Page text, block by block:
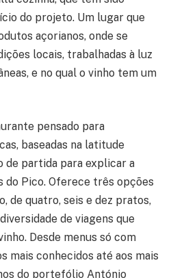
do projeto. Um lugar que
açorianos, onde se
locais, trabalhadas à luz
e no qual o vinho tem um
pensado para
baseadas na latitude
de partida para explicar a
do Pico. Oferece três opções
de quatro, seis e dez pratos,
de viagens que
Desde menus só com
mais conhecidos até aos mais
do portefólio António